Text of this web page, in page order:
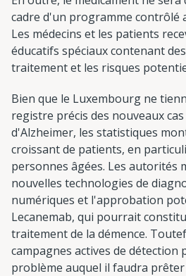
cadre d'un programme contrôlé
Les médecins et les patients
éducatifs spéciaux contenant
traitement et les risques
Bien que le Luxembourg ne
registre précis des nouveaux
d'Alzheimer, les statistiques
croissant de patients, en
personnes âgées. Les autorités
nouvelles technologies de
numériques et l'approbation
Lecanemab, qui pourrait
traitement de la démence.
campagnes actives de détection
problème auquel il faudra